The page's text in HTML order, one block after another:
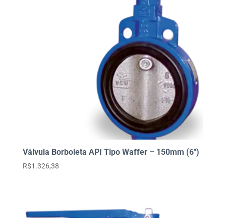
Válvula Borboleta API Tipo Waffer – 150mm (6″)
R$1.326,38